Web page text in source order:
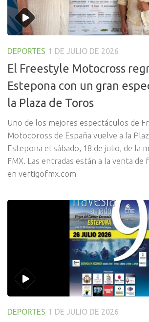
DEPORTES 1 DE JULIO DE 2026
El Freestyle Motocross
Estepona con un gran
la Plaza de Toros
Uno de los mejores espectáculos de
Motocoross de España vuelve a la
Estepona el sábado, 18 de julio, de la
FMX. Las entradas están a la venta de
en vertigofmx.com
DEPORTES 1 DE JULIO DE 2026